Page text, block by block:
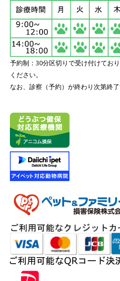
予約制：30分区切りで受け付けてお
ください。
なお、診察（予約）が終わり次第終了